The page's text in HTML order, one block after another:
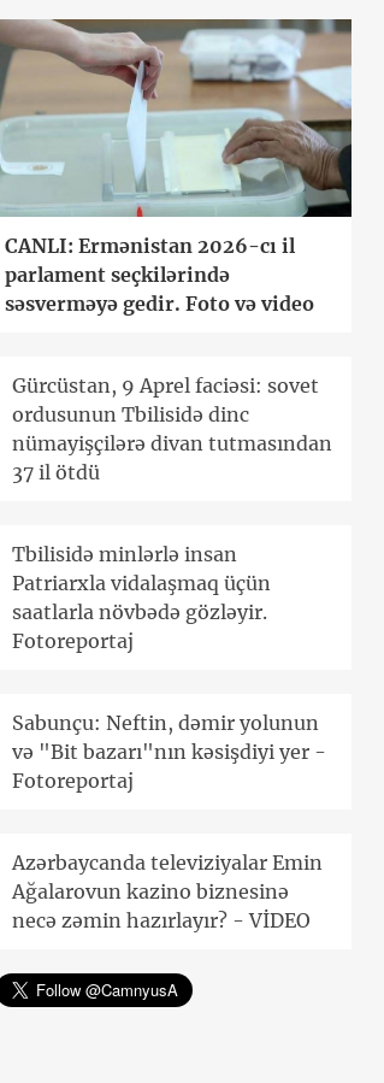
CANLI: Ermənistan 2026-cı il
parlament seçkilərində
səsverməyə gedir. Foto və video
Gürcüstan, 9 Aprel faciəsi: sovet
ordusunun Tbilisidə dinc
nümayişçilərə divan tutmasından
37 il ötdü
Tbilisidə minlərlə insan
Patriarxla vidalaşmaq üçün
saatlarla növbədə gözləyir.
Fotoreportaj
Sabunçu: Neftin, dəmir yolunun
və "Bit bazarı"nın kəsişdiyi yer -
Fotoreportaj
Azərbaycanda televiziyalar Emin
Ağalarovun kazino biznesinə
necə zəmin hazırlayır? - VİDEO